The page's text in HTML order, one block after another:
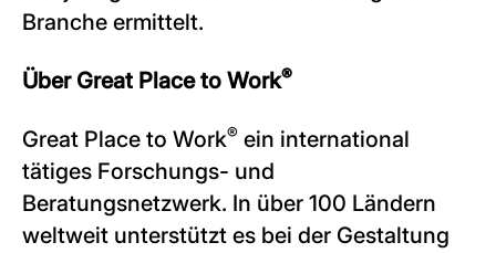
Branche ermittelt.
Über Great Place to Work®
Great Place to Work® ein international
tätiges Forschungs- und
Beratungsnetzwerk. In über 100 Ländern
weltweit unterstützt es bei der Gestaltung